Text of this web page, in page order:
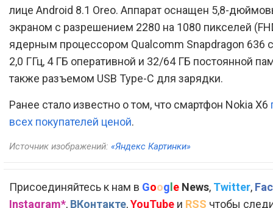
лице Android 8.1 Oreo. Аппарат оснащен 5,8-
экраном с разрешением 2280 на 1080 пикселей
ядерным процессором Qualcomm Snapdragon 636
2,0 ГГц, 4 ГБ оперативной и 32/64 ГБ постоянной
также разъемом USB Type-C для зарядки.
Ранее стало известно о том, что смартфон Nokia X6
всех покупателей ценой.
Источник изображений: «Яндекс Картинки»
Присоединяйтесь к нам в Google News, Twitter,
Instagram*, ВКонтакте,YouTube и RSS чтобы